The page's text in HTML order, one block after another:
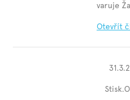
varuje
Otevřít